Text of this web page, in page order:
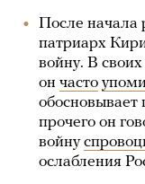
После начала
патриарх
войну. В
он часто
прочего он
войну
ослабления